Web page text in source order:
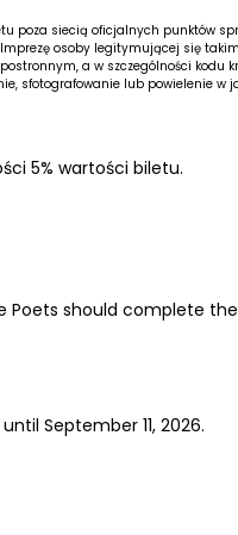
poza siecią oficjalnych punktów
osoby legitymującej się
a w szczególności kodu
sfotografowanie lub powielenie w
5% wartości biletu.
Poets should complete the
September 11, 2026.